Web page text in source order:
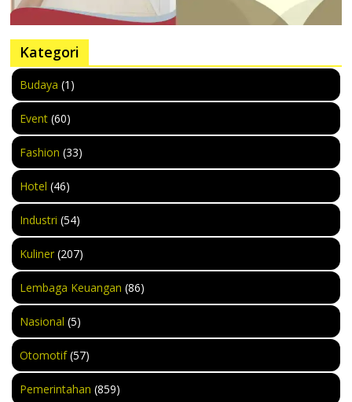
Kategori
Budaya (1)
Event (60)
Fashion (33)
Hotel (46)
Industri (54)
Kuliner (207)
Lembaga Keuangan (86)
Nasional (5)
Otomotif(57)
Pemerintahan (859)